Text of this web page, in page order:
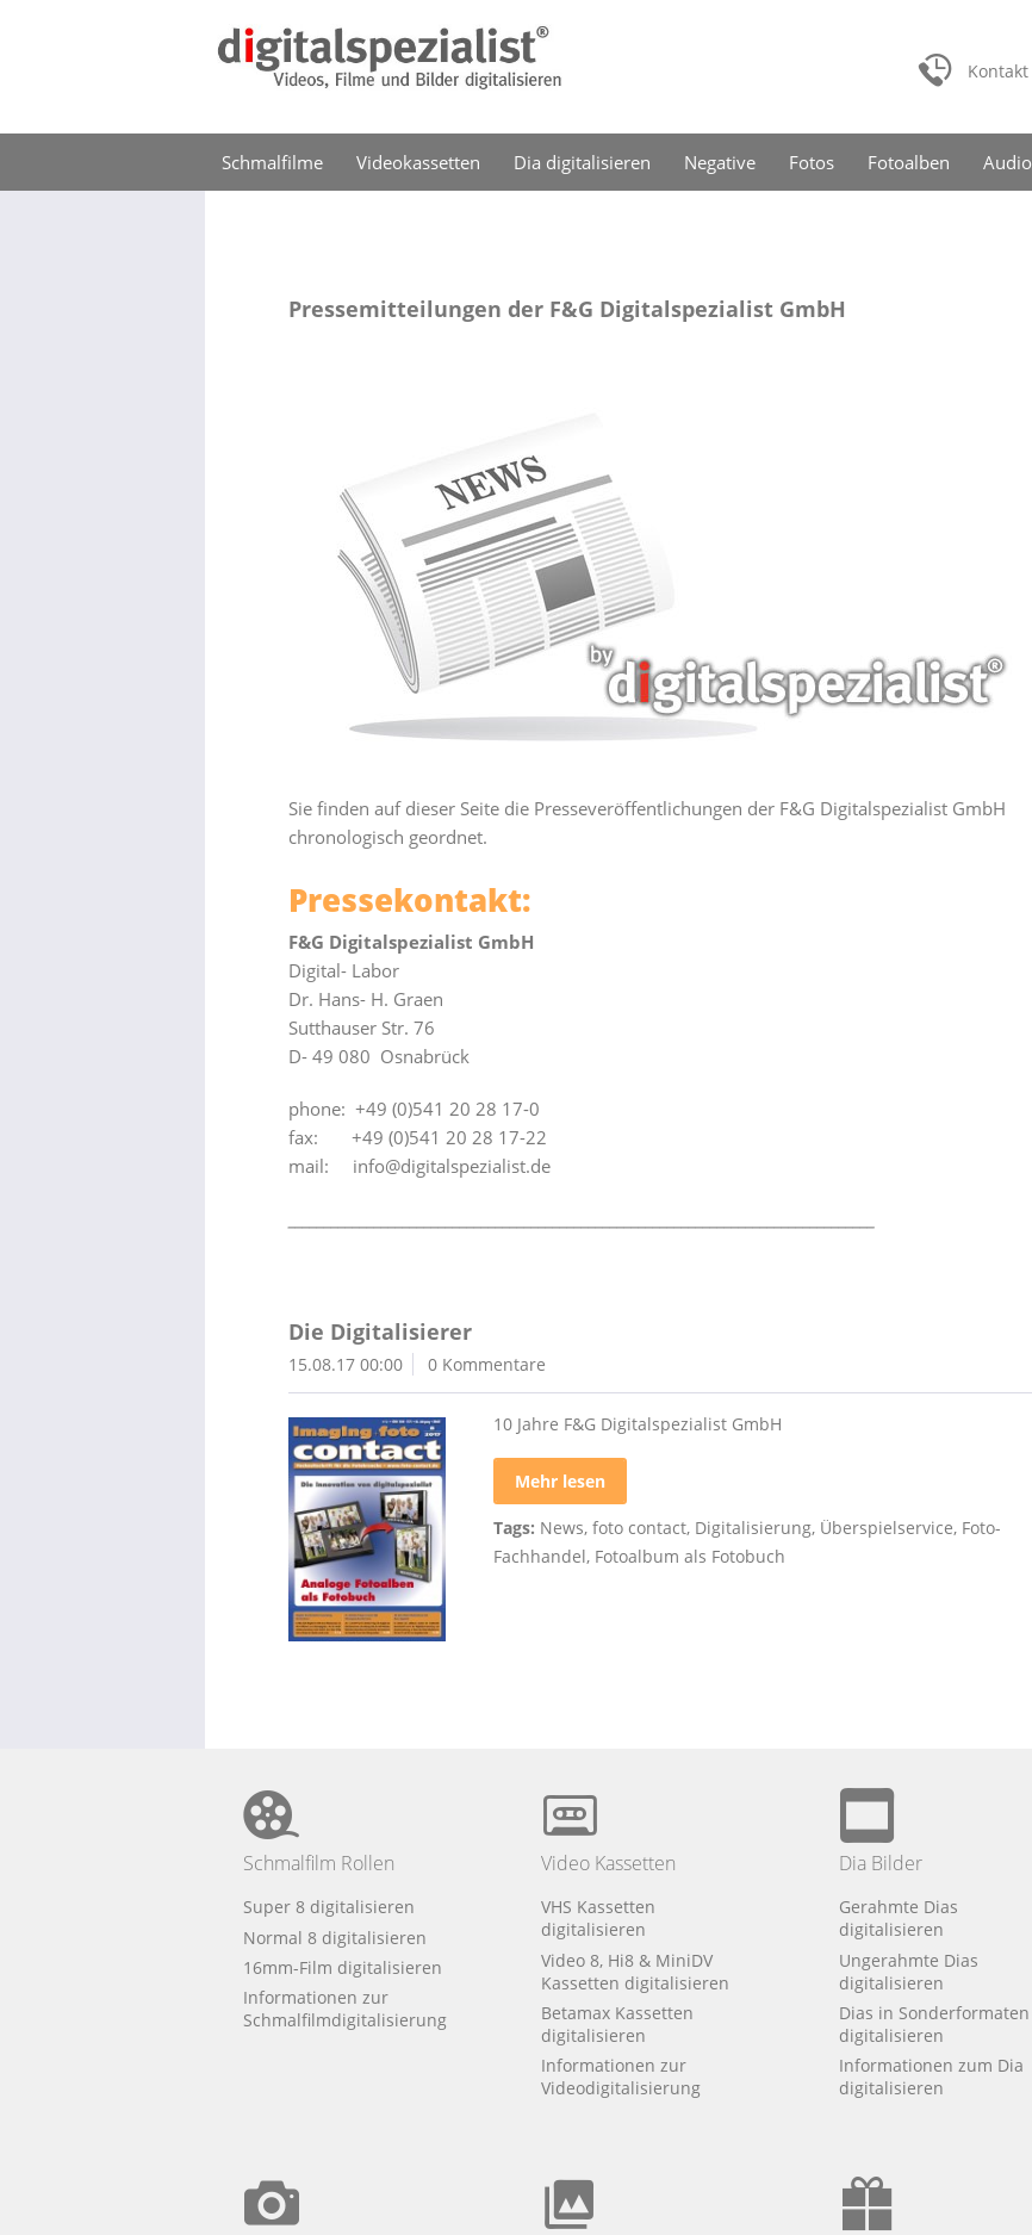
Kontakt
Schmalfilme Videokassetten Dia digitalisieren Negative Fotos Fotoalben Audio
Pressemitteilungen der F&G Digitalspezialist GmbH
Sie finden auf dieser Seite die Presseveröffentlichungen der F&G Digitalspezialist GmbH
chronologisch geordnet.
Pressekontakt:
F&G Digitalspezialist GmbH
Digital- Labor
Dr. Hans- H. Graen
Sutthauser Str. 76
D- 49 080 Osnabrück
phone: +49 (0)541 20 28 17-0
fax: +49 (0)541 20 28 17-22
mail: info@digitalspezialist.de
Die Digitalisierer
15.08.17 00:00 0 Kommentare
10 Jahre F&G Digitalspezialist GmbH
Mehr lesen
Tags: News,foto contact, Digitalisierung, Überspielservice, Foto-
Fachhandel, Fotoalbum als Fotobuch
Schmalfilm Rollen
Super 8 digitalisieren
Normal 8 digitalisieren
16mm-Film digitalisieren
Informationen zur
Schmalfilmdigitalisierung
Video Kassetten
VHS Kassetten
digitalisieren
Video 8, Hi8 & MiniDV
Kassetten digitalisieren
Betamax Kassetten
digitalisieren
Informationen zur
Videodigitalisierung
Dia Bilder
Gerahmte Dias
digitalisieren
Ungerahmte Dias
digitalisieren
Dias in Sonderformaten
digitalisieren
Informationen zum Dia
digitalisieren